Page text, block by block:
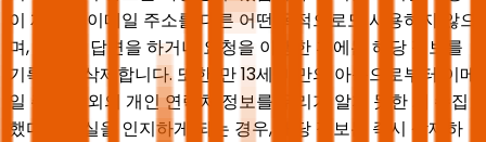
이 제공한 이메일 주소를 다른 어떤 목적으로도 사용하지 않으
며, 질문에 답변을 하거나 요청을 이행한 후에는 해당 정보를
기록에서 삭제합니다. 또한, 만 13세 미만의 아동으로부터 이메
일 주소 이외의 개인 연락처 정보를 우리가 알지 못한 채 수집
했다는 사실을 인지하게 되는 경우, 해당 정보는 즉시 삭제하